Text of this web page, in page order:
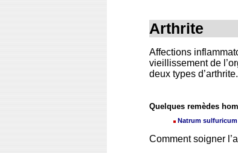
Arthrite
Affections
vieillissement de
deux types d’arthrite.
Quelques remèdes
Natrum sulfuricum
Comment soigner